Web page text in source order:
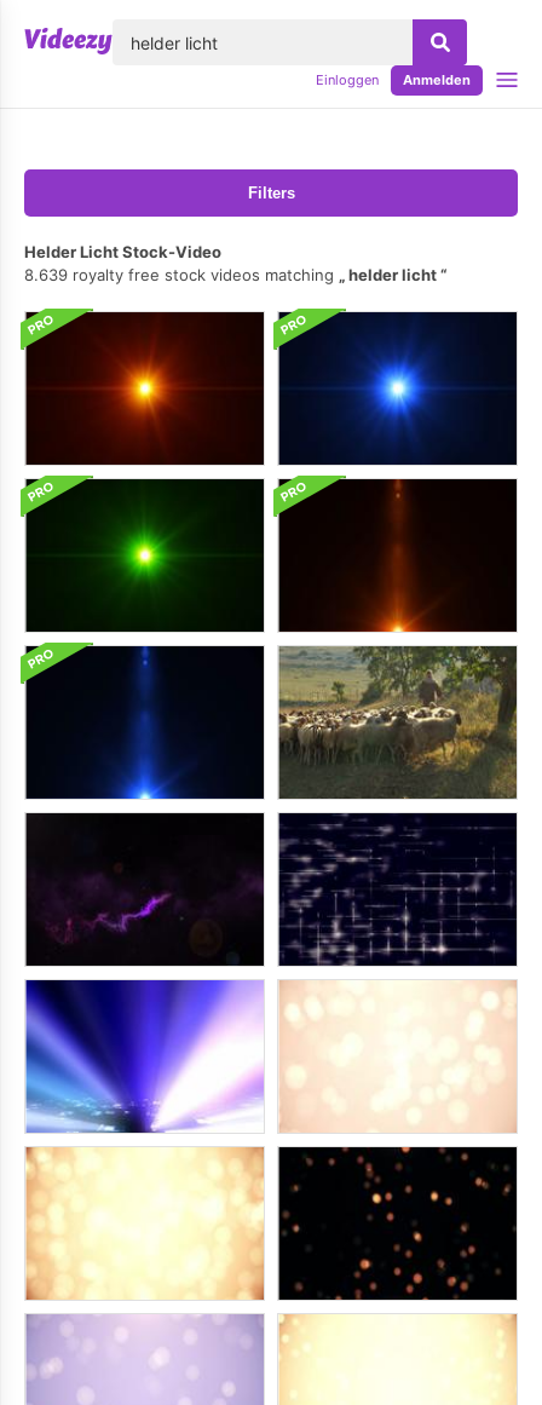
Einloggen Anmelden
Filters
Helder Licht Stock-Video
8.639 royalty free stock videos matching
helder licht